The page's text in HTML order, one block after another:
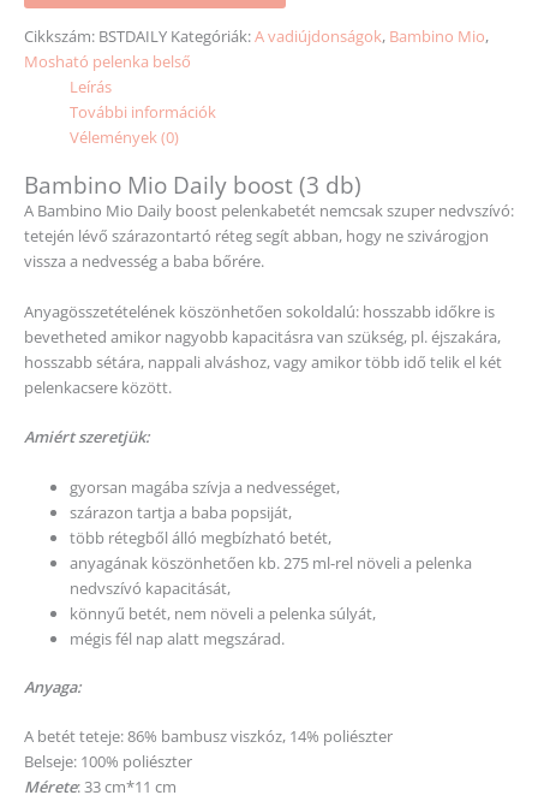
Cikkszám: BSTDAILY Kategóriák:A vadiújdonságok, Bambino Mio,
Mosható pelenka belső
Leírás
További információk
Vélemények (0)
Bambino Mio Daily boost (3 db)
A Bambino Mio Daily boost pelenkabetét nemcsak szuper nedvszívó:
tetején lévő szárazontartó réteg segít abban, hogy ne szivárogjon
vissza a nedvesség a baba bőrére.
Anyagösszetételének köszönhetően sokoldalú: hosszabb időkre is
bevetheted amikor nagyobb kapacitásra van szükség, pl. éjszakára,
hosszabb sétára, nappali alváshoz, vagy amikor több idő telik el két
pelenkacsere között.
Amiért szeretjük:
gyorsan magába szívja a nedvességet,
szárazon tartja a baba popsiját,
több rétegből álló megbízható betét,
anyagának köszönhetően kb. 275 ml-rel növeli a pelenka
nedvszívó kapacitását,
könnyű betét, nem növeli a pelenka súlyát,
mégis fél nap alatt megszárad.
Anyaga:
A betét teteje: 86% bambusz viszkóz, 14% poliészter
Belseje: 100% poliészter
Mérete: 33 cm*11 cm